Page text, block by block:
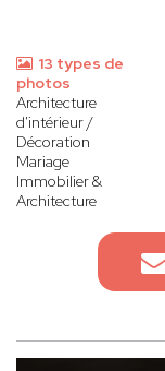
13 types de
photos
Architecture
d'intérieur /
Décoration
Mariage
Immobilier &
Architecture